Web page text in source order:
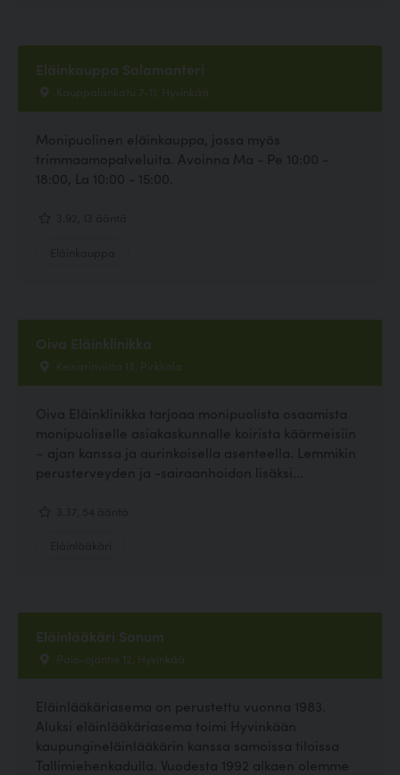
Eläinkauppa Salamanteri
Kauppalankatu 7-11, Hyvinkää
Monipuolinen eläinkauppa, jossa myös
trimmaamopalveluita. Avoinna Ma - Pe 10:00 -
18:00, La 10:00 - 15:00.
Oiva Eläinklinikka
Keisarinviitta 13, Pirkkala
Oiva Eläinklinikka tarjoaa monipuolista osaamista
monipuoliselle asiakaskunnalle koirista käärmeisiin
– ajan kanssa ja aurinkoisella asenteella. Lemmikin
perusterveyden ja -sairaanhoidon lisäksi...
Eläinlääkäri Sanum
Palo-ojantie 12, Hyvinkää
Eläinlääkäriasema on perustettu vuonna 1983.
Aluksi eläinlääkäriasema toimi Hyvinkään
kaupungineläinlääkärin kanssa samoissa tiloissa
Tallimiehenkadulla. Vuodesta 1992 alkaen olemme